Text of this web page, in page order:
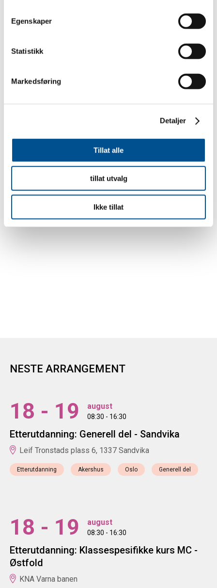
Egenskaper
Statistikk
Markedsføring
Detaljer
Tillat alle
tillat utvalg
Ikke tillat
NESTE ARRANGEMENT
18 - 19 august
08:30 - 16:30
Etterutdanning: Generell del - Sandvika
Leif Tronstads plass 6, 1337 Sandvika
Etterutdanning Akershus Oslo Generell del
18 - 19 august
08:30 - 16:30
Etterutdanning: Klassespesifikke kurs MC -
Østfold
KNA Varna banen